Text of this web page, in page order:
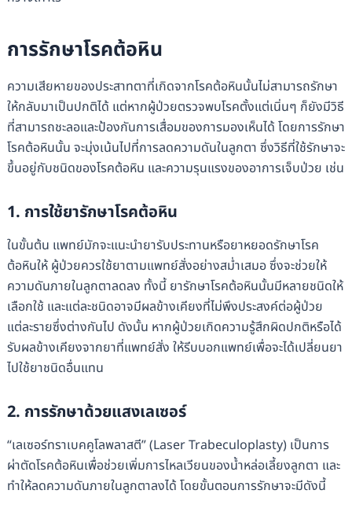
การรักษาโรคต้อหิน
ความเสียหายของประสาทตาที่เกิดจากโรคต้อหินนั้นไม่สามารถรักษา
ให้กลับมาเป็นปกติได้ แต่หากผู้ป่วยตรวจพบโรคตั้งแต่เนิ่นๆ ก็ยังมีวิธี
ที่สามารถชะลอและป้องกันการเสื่อมของการมองเห็นได้ โดยการรักษา
โรคต้อหินนั้น จะมุ่งเน้นไปที่การลดความดันในลูกตา ซึ่งวิธีที่ใช้รักษาจะ
ขึ้นอยู่กับชนิดของโรคต้อหิน และความรุนแรงของอาการเจ็บป่วย เช่น
1. การใช้ยารักษาโรคต้อหิน
ในขั้นต้น แพทย์มักจะแนะนำยารับประทานหรือยาหยอดรักษาโรค
ต้อหินให้ ผู้ป่วยควรใช้ยาตามแพทย์สั่งอย่างสม่ำเสมอ ซึ่งจะช่วยให้
ความดันภายในลูกตาลดลง ทั้งนี้ ยารักษาโรคต้อหินนั้นมีหลายชนิดให้
เลือกใช้ และแต่ละชนิดอาจมีผลข้างเคียงที่ไม่พึงประสงค์ต่อผู้ป่วย
แต่ละรายซึ่งต่างกันไป ดังนั้น หากผู้ป่วยเกิดความรู้สึกผิดปกติหรือได้
รับผลข้างเคียงจากยาที่แพทย์สั่ง ให้รีบบอกแพทย์เพื่อจะได้เปลี่ยนยา
ไปใช้ยาชนิดอื่นแทน
2. การรักษาด้วยแสงเลเซอร์
“เลเซอร์ทราเบคคูโลพลาสตี” (Laser Trabeculoplasty) เป็นการ
ผ่าตัดโรคต้อหินเพื่อช่วยเพิ่มการไหลเวียนของน้ำหล่อเลี้ยงลูกตา และ
ทำให้ลดความดันภายในลูกตาลงได้ โดยขั้นตอนการรักษาจะมีดังนี้